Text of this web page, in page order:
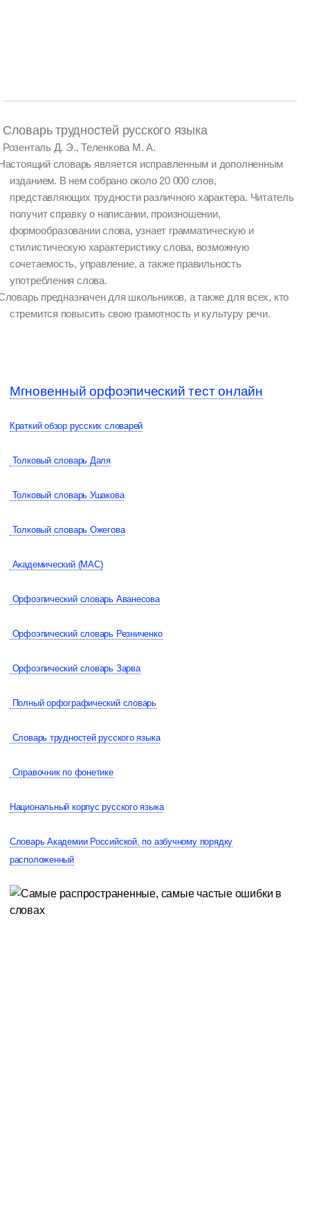
Словарь трудностей русского языка
Розенталь Д. Э., Теленкова М. А.
словарь является исправленным и дополненным
изданием. В нем собрано около 20 000 слов,
представляющих трудности различного характера. Читатель
получит справку о написании, произношении,
формообразовании слова, узнает грамматическую и
стилистическую характеристику слова, возможную
сочетаемость, управление, а также правильность
употребления слова.
предназначен для школьников, а также для всех, кто
стремится повысить свою грамотность и культуру речи.
Мгновенный орфоэпический тест онлайн
Краткий обзор русских словарей
Толковый словарь Даля
Толковый словарь Ушакова
Толковый словарь Ожегова
Академический (МАС)
Орфоэпический словарь Аванесова
Орфоэпический словарь Резниченко
Орфоэпический словарь Зарва
Полный орфографический словарь
Словарь трудностей русского языка
Справочник по фонетике
Национальный корпус русского языка
Словарь Академии Российской, по азбучному порядку
расположенный